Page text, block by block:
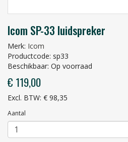
Icom SP-33 luidspreker
Merk: Icom
Productcode: sp33
Beschikbaar: Op voorraad
€ 119,00
Excl. BTW: € 98,35
Aantal